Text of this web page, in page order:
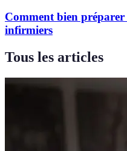
Comment bien
infirmiers
Tous les articles